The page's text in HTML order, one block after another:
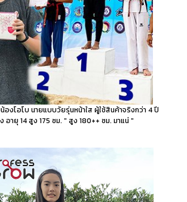
องโอโบ นายแบบวัยรุ่นหน้าใส ผู้ใช้สินค้าจริงกว่า 4 ปี
อายุ 14 สูง 175 ซม. " สูง 180++ ซม. มาแน่ "